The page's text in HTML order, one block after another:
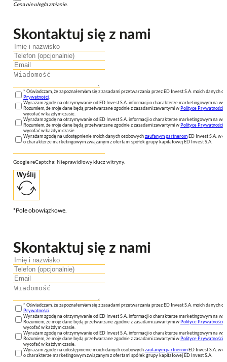
Cena nie uległa zmianie.
Skontaktuj się z nami
* Oświadczam, że zapoznałem/am się z zasadami przetwarzania przez ED Invest S.A. moich danych
Prywatności.
Wyrażam zgodę na otrzymywanie od ED Invest S.A. informacji o charakterze marketingowym na
Rozumiem, że moje dane będą przetwarzane zgodnie z zasadami zawartymi wPolityce Prywatności
wycofać w każdym czasie.
Wyrażam zgodę na otrzymywanie od ED Invest S.A. informacji o charakterze marketingowym na
Rozumiem, że moje dane będą przetwarzane zgodnie z zasadami zawartymi wPolityce Prywatności
wycofać w każdym czasie.
Wyrażam zgodę na udostępnienie moich danych osobowychzaufanym partneromED Invest S.A. w
o charakterze marketingowym związanym z ofertami spółek grupy kapitałowej ED Invest S.A.
Google reCaptcha: Nieprawidłowy klucz witryny.
Wyślij
*Pole obowiązkowe.
Skontaktuj się z nami
* Oświadczam, że zapoznałem/am się z zasadami przetwarzania przez ED Invest S.A. moich danych
Prywatności.
Wyrażam zgodę na otrzymywanie od ED Invest S.A. informacji o charakterze marketingowym na
Rozumiem, że moje dane będą przetwarzane zgodnie z zasadami zawartymi wPolityce Prywatności
wycofać w każdym czasie.
Wyrażam zgodę na otrzymywanie od ED Invest S.A. informacji o charakterze marketingowym na
Rozumiem, że moje dane będą przetwarzane zgodnie z zasadami zawartymi wPolityce Prywatności
wycofać w każdym czasie.
Wyrażam zgodę na udostępnienie moich danych osobowychzaufanym partneromED Invest S.A. w
o charakterze marketingowym związanym z ofertami spółek grupy kapitałowej ED Invest S.A.